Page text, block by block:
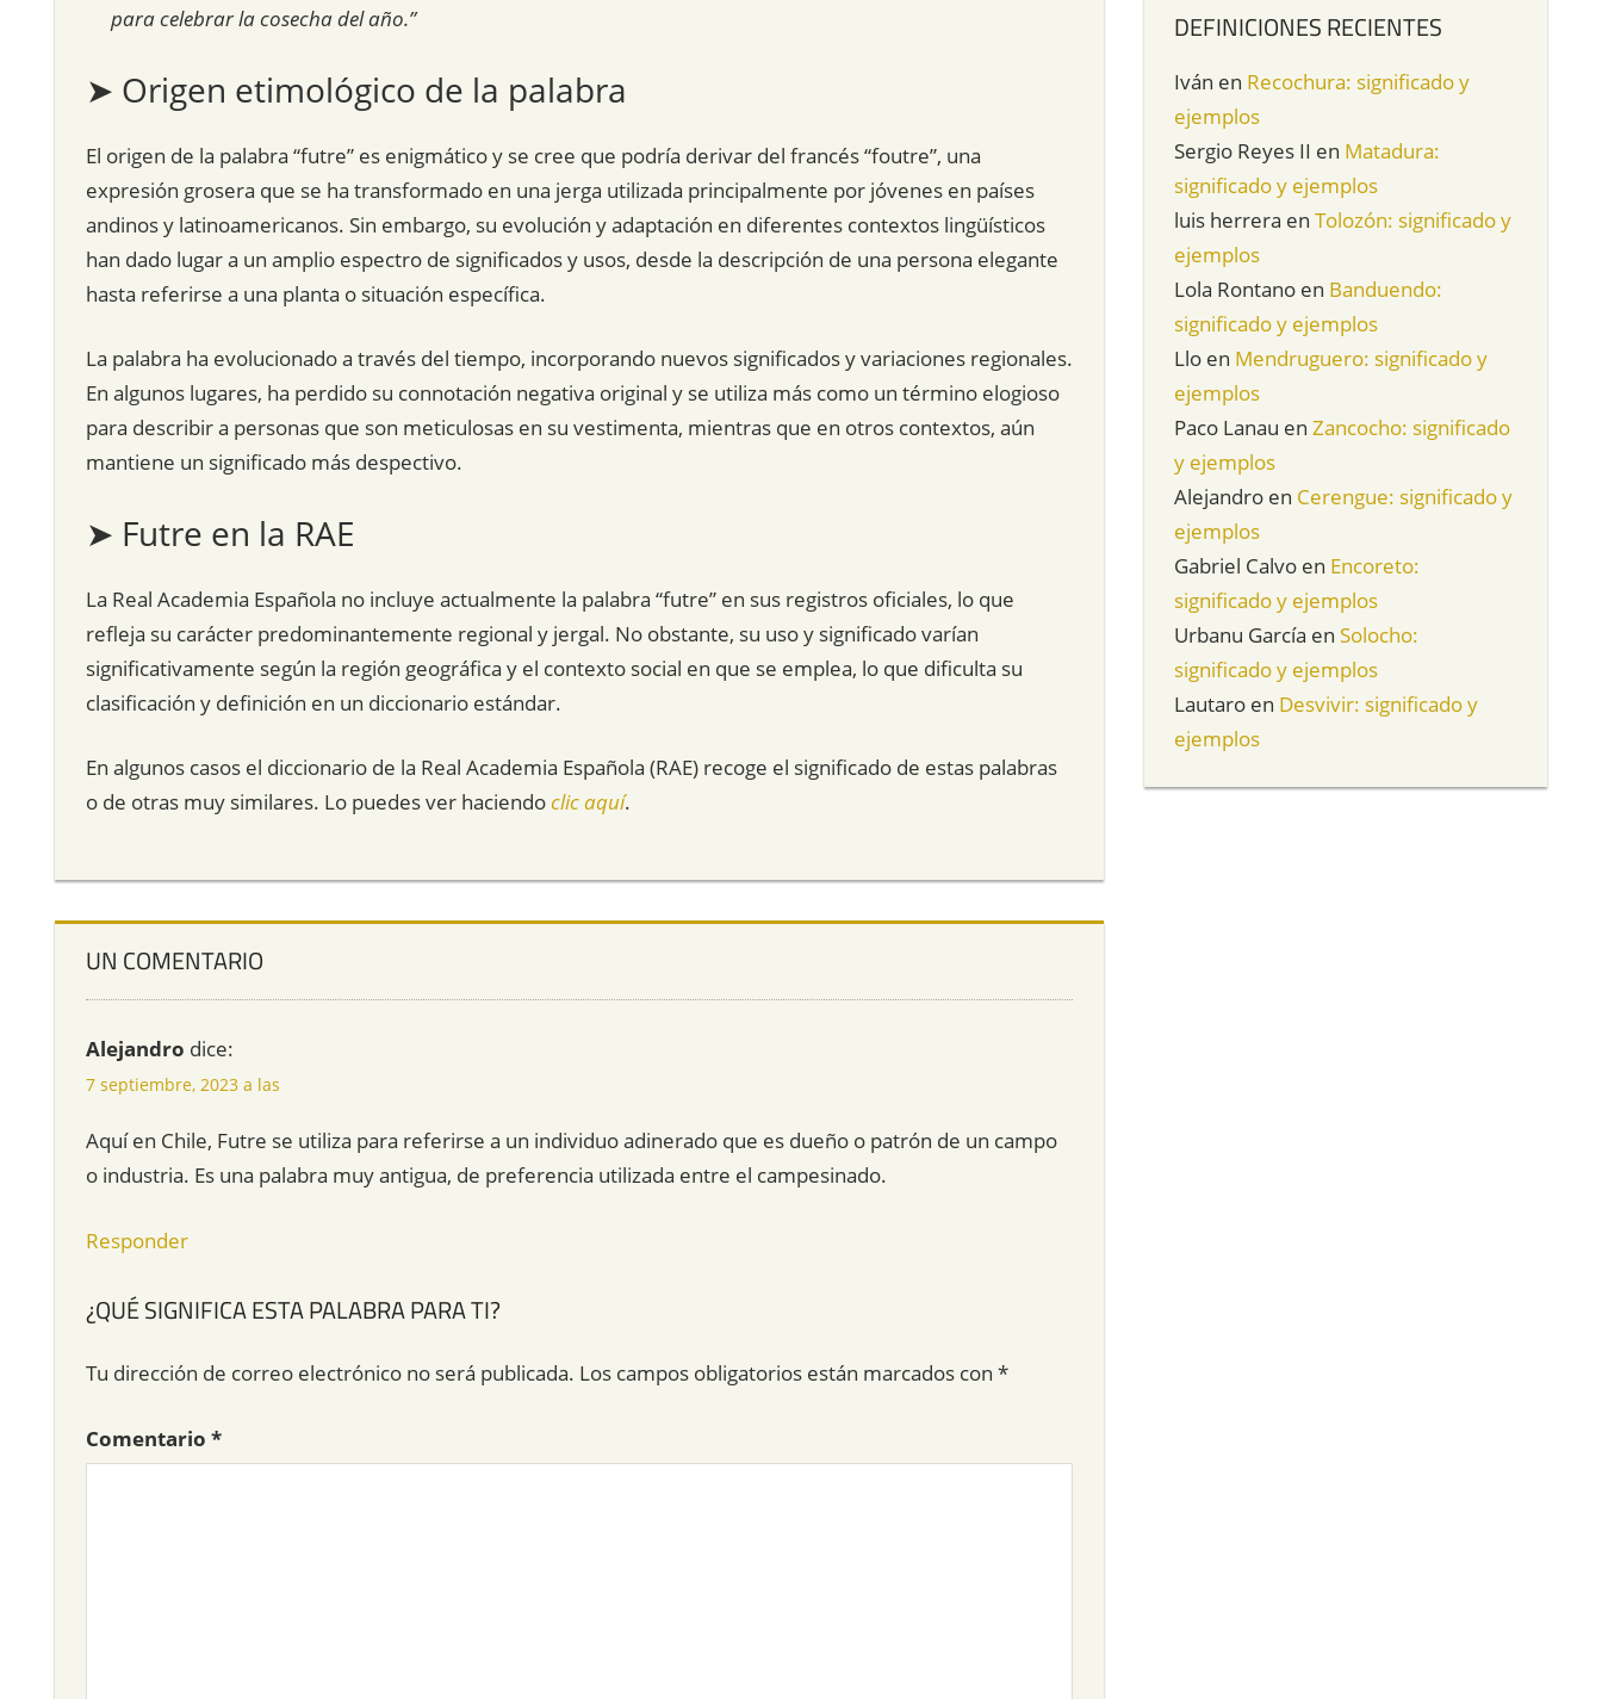
para celebrar la cosecha del año.”
➤ Origen etimológico de la palabra
El origen de la palabra “futre” es enigmático y se cree que podría derivar del francés “foutre”, una
expresión grosera que se ha transformado en una jerga utilizada principalmente por jóvenes en países
andinos y latinoamericanos. Sin embargo, su evolución y adaptación en diferentes contextos lingüísticos
han dado lugar a un amplio espectro de significados y usos, desde la descripción de una persona elegante
hasta referirse a una planta o situación específica.
La palabra ha evolucionado a través del tiempo, incorporando nuevos significados y variaciones regionales.
En algunos lugares, ha perdido su connotación negativa original y se utiliza más como un término elogioso
para describir a personas que son meticulosas en su vestimenta, mientras que en otros contextos, aún
mantiene un significado más despectivo.
➤ Futre en la RAE
La Real Academia Española no incluye actualmente la palabra “futre” en sus registros oficiales, lo que
refleja su carácter predominantemente regional y jergal. No obstante, su uso y significado varían
significativamente según la región geográfica y el contexto social en que se emplea, lo que dificulta su
clasificación y definición en un diccionario estándar.
En algunos casos el diccionario de la Real Academia Española (RAE) recoge el significado de estas palabras
o de otras muy similares. Lo puedes ver haciendoclic aquí.
UN COMENTARIO
Alejandro dice:
7 septiembre, 2023 a las
Aquí en Chile, Futre se utiliza para referirse a un individuo adinerado que es dueño o patrón de un campo
o industria. Es una palabra muy antigua, de preferencia utilizada entre el campesinado.
Responder
¿QUÉ SIGNIFICA ESTA PALABRA PARA TI?
Tu dirección de correo electrónico no será publicada. Los campos obligatorios están marcados con *
Comentario *
DEFINICIONES RECIENTES
Iván en Recochura: significado y
ejemplos
Sergio Reyes II en Matadura:
significado y ejemplos
luis herrera enTolozón: significado y
ejemplos
Lola Rontano en Banduendo:
significado y ejemplos
Llo en Mendruguero: significado y
ejemplos
Paco Lanau enZancocho: significado
y ejemplos
Alejandro en Cerengue: significado y
ejemplos
Gabriel Calvo en Encoreto:
significado y ejemplos
Urbanu García enSolocho:
significado y ejemplos
Lautaro en Desvivir: significado y
ejemplos